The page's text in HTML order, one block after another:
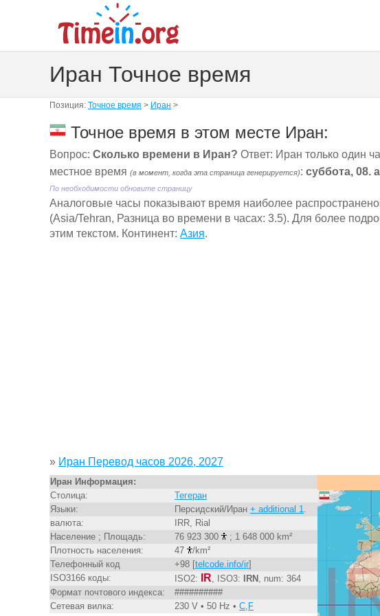
Иран Точное время
Позиция: Точное время > Иран >
Точное время в этом месте Иран:
Вопрос: Сколько времени в Иран? Ответ: Иран только один
местное время (в момент, когда эта страница генерируется): суббота, 08.
По необходимости обновите страницу
Aналоговые часы показывают время наиболее
(Asia/Tehran, Разница во времени в часах: 3.5). Для более
этим текстом. Континент: Азия.
» Иран Перевод часов 2026, 2027
Иран Информация:
Столица:
Тегеран
Языки:
Персидский/Иран + additional 1.
валюта:
IRR, Rial
Население ; Площадь:
76 923 300
; 1 648 000 km²
Плотность населения:
47
/km²
Телефонный код
+98 [telcode.info/ir]
ISO3166 коды:
ISO2: IR, ISO3: IRN , num: 364
Формат почтового индекса:
##########
Сетевая вилка:
230 V • 50 Hz • C,F